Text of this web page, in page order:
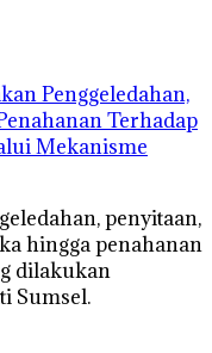
Penggeledahan,
Terhadap
Mekanisme
penyitaan,
hingga penahanan
dilakukan
Sumsel.